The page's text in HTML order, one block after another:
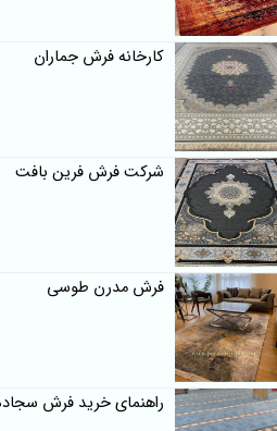
کارخانه فرش جماران
شرکت فرش فرین بافت
فرش مدرن طوسی
راهنمای خرید فرش